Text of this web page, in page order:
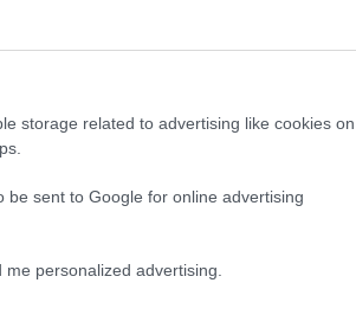
storage related to advertising like cookies on
be sent to Google for online advertising
personalized advertising.